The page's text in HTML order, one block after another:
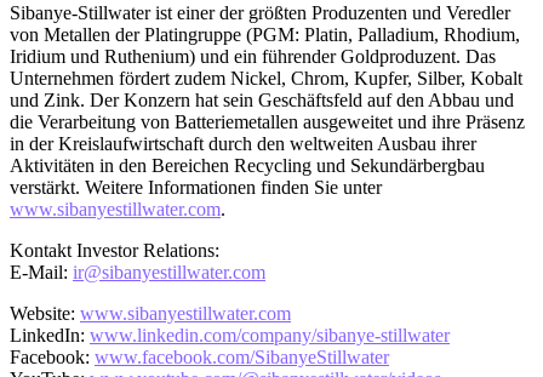
Sibanye-Stillwater ist einer der größten Produzenten und Veredler
von Metallen der Platingruppe (PGM: Platin, Palladium, Rhodium,
Iridium und Ruthenium) und ein führender Goldproduzent. Das
Unternehmen fördert zudem Nickel, Chrom, Kupfer, Silber, Kobalt
und Zink. Der Konzern hat sein Geschäftsfeld auf den Abbau und
die Verarbeitung von Batteriemetallen ausgeweitet und ihre Präsenz
in der Kreislaufwirtschaft durch den weltweiten Ausbau ihrer
Aktivitäten in den Bereichen Recycling und Sekundärbergbau
verstärkt. Weitere Informationen finden Sie unter
www.sibanyestillwater.com.
Kontakt Investor Relations:
E-Mail: ir@sibanyestillwater.com
Website: www.sibanyestillwater.com
LinkedIn: www.linkedin.com/company/sibanye-stillwater
Facebook: www.facebook.com/SibanyeStillwater